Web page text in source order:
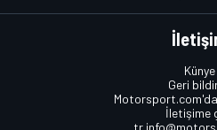
Künye
Geri
İletişime